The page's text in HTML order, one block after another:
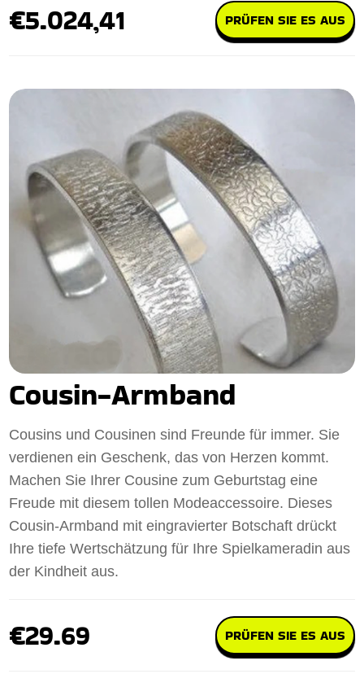
€5.024,41 PRÜFEN SIE ES AUS
Cousin-Armband
Cousins und Cousinen sind Freunde für immer. Sie
verdienen ein Geschenk, das von Herzen kommt.
Machen Sie Ihrer Cousine zum Geburtstag eine
Freude mit diesem tollen Modeaccessoire. Dieses
Cousin-Armband mit eingravierter Botschaft drückt
Ihre tiefe Wertschätzung für Ihre Spielkameradin aus
der Kindheit aus.
€29.69 PRÜFEN SIE ES AUS